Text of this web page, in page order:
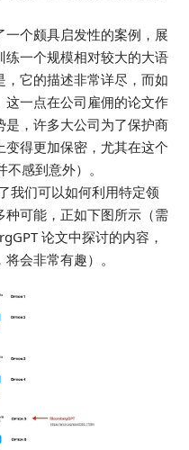
个颇具启发性的案例，展
一个规模相对较大的大语
它的描述非常详尽，而如
一点在公司雇佣的论文作
，许多大公司为了保护商
得更加保密，尤其在这个
感到意外）。
我们可以如何利用特定领
可能，正如下图所示（需
论文中探讨的内容，
会非常有趣）。